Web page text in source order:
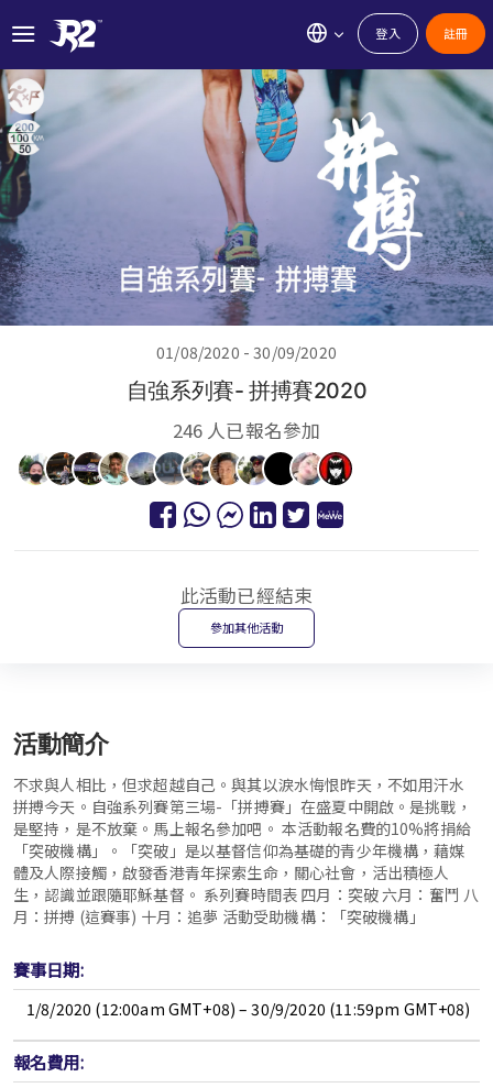
登入 註冊
01/08/2020 - 30/09/2020
自強系列賽- 拼搏賽2020
246 人已報名參加
此活動已經結束
參加其他活動
活動簡介
不求與人相比，但求超越自己。與其以淚水悔恨昨天，不如用汗水
拼搏今天。自強系列賽第三場-「拼搏賽」在盛夏中開啟。是挑戰，
是堅持，是不放棄。馬上報名參加吧。 本活動報名費的10%將捐給
「突破機構」。「突破」是以基督信仰為基礎的青少年機構，藉媒
體及人際接觸，啟發香港青年探索生命，關心社會，活出積極人
生，認識並跟隨耶穌基督。 系列賽時間表 四月：突破 六月：奮鬥 八
月：拼搏 (這賽事) 十月：追夢 活動受助機構：「突破機構」
賽事日期:
1/8/2020 (12:00am GMT+08) – 30/9/2020 (11:59pm GMT+08)
報名費用: